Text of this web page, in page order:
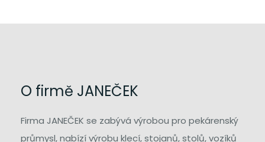
O firmě JANEČEK
Firma JANEČEK se zabývá výrobou pro pekárenský
průmysl, nabízí výrobu klecí, stojanů, stolů, vozíků